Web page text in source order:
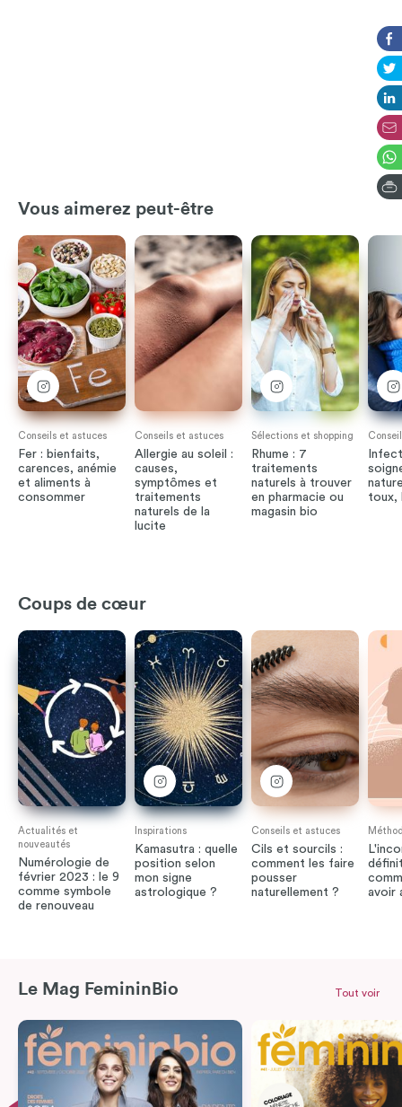
Vous aimerez peut-être
Conseils et astuces
Fer : bienfaits,
carences, anémie
et aliments à
consommer
Conseils et astuces
Allergie au soleil :
causes,
symptômes et
traitements
naturels de la
lucite
Sélections et shopping
Rhume : 7
traitements
naturels à trouver
en pharmacie ou
magasin bio
toux,
Coups de cœur
Actualités et
nouveautés
Numérologie de
février 2023 : le 9
comme symbole
de renouveau
Inspirations
Kamasutra : quelle
position selon
mon signe
astrologique ?
Conseils et astuces
Cils et sourcils :
comment les faire
pousser
naturellement ?
avoir
Le Mag FemininBio Tout voir